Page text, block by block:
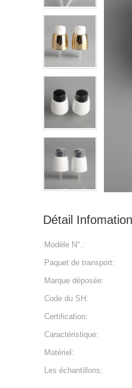
Détail Infomation
Modèle N°.:
Paquet de transport:
Marque déposée:
Code du SH:
Certification:
Caractéristique:
Matériel:
Les échantillons: